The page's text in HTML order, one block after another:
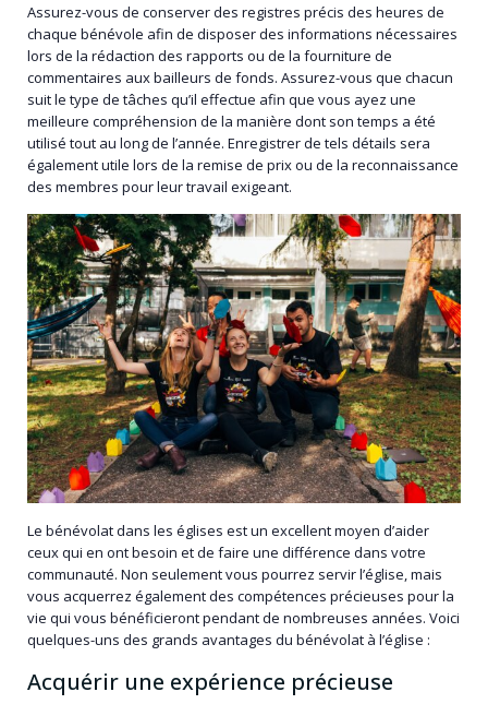
Assurez-vous de conserver des registres précis des heures de
chaque bénévole afin de disposer des informations nécessaires
lors de la rédaction des rapports ou de la fourniture de
commentaires aux bailleurs de fonds. Assurez-vous que chacun
suit le type de tâches qu’il effectue afin que vous ayez une
meilleure compréhension de la manière dont son temps a été
utilisé tout au long de l’année. Enregistrer de tels détails sera
également utile lors de la remise de prix ou de la reconnaissance
des membres pour leur travail exigeant.
Le bénévolat dans les églises est un excellent moyen d’aider
ceux qui en ont besoin et de faire une différence dans votre
communauté. Non seulement vous pourrez servir l’église, mais
vous acquerrez également des compétences précieuses pour la
vie qui vous bénéficieront pendant de nombreuses années. Voici
quelques-uns des grands avantages du bénévolat à l’église :
Acquérir une expérience précieuse